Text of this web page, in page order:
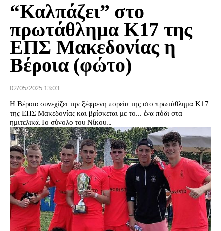
“Καλπάζει” στο
πρωτάθλημα Κ17 της
ΕΠΣ Μακεδονίας η
Βέροια (φώτο)
02/05/2025 13:03
Η Βέροια συνεχίζει την ξέφρενη πορεία της στο πρωτάθλημα Κ17
της ΕΠΣ Μακεδονίας και βρίσκεται με το... ένα πόδι στα
ημιτελικά.Το σύνολο του Νίκου...